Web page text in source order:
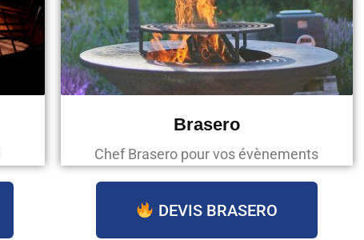
Brasero
Chef Brasero pour vos évènements
DEVIS BRASERO